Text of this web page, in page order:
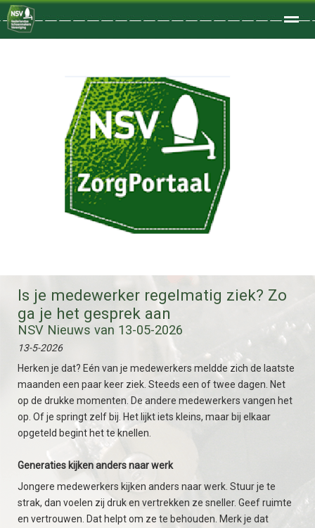
Zoeken Foto's
Is je medewerker regelmatig ziek? Zo
ga je het gesprek aan
NSV Nieuws van 13-05-2026
13-5-2026
Herken je dat? Eén van je medewerkers meldde zich de laatste
maanden een paar keer ziek. Steeds een of twee dagen. Net
op de drukke momenten. De andere medewerkers vangen het
op. Of je springt zelf bij. Het lijkt iets kleins, maar bij elkaar
opgeteld begint het te knellen.
Generaties kijken anders naar werk
Jongere medewerkers kijken anders naar werk. Stuur je te
strak, dan voelen zij druk en vertrekken ze sneller. Geef ruimte
en vertrouwen. Dat helpt om ze te behouden. Merk je dat